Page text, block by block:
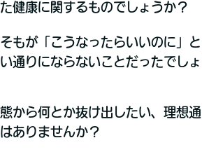
健康に関するものでしょうか？
もが「こうなったらいいのに」
通りにならないことだったでし
から何とか抜け出したい、理想
ありませんか？